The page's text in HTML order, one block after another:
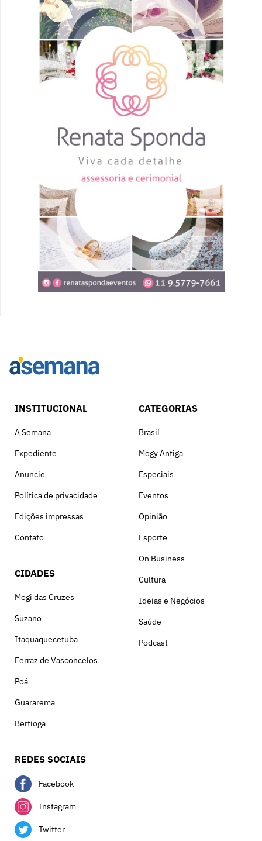
INSTITUCIONAL
A Semana
Expediente
Anuncie
Política de privacidade
Edições impressas
Contato
CIDADES
Mogi das Cruzes
Suzano
Itaquaquecetuba
Ferraz de Vasconcelos
Poá
Guararema
Bertioga
CATEGORIAS
Brasil
Mogy Antiga
Especiais
Eventos
Opinião
Esporte
On Business
Cultura
Ideias e Negócios
Saúde
Podcast
REDES SOCIAIS
Facebook
Instagram
Twitter